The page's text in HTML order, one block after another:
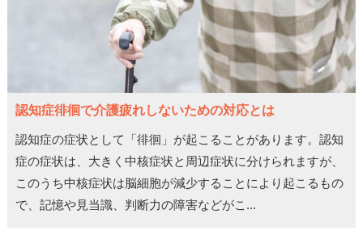
認知症徘徊で介護疲れしないための対応とは
認知症の症状として「徘徊」が起こることがあります。認知
症の症状は、大きく中核症状と周辺症状に分けられますが、
このうち中核症状は脳細胞が減少することにより起こるもの
で、記憶や見当識、判断力の障害などがこ...